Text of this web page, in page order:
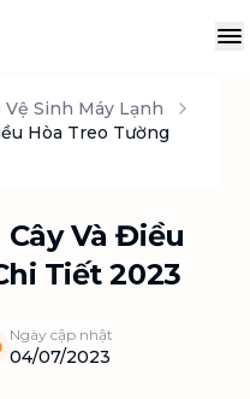
Vệ Sinh Máy Lạnh
Hòa Treo Tường
Và Điều
Tiết 2023
Ngày cập nhật
04/07/2023